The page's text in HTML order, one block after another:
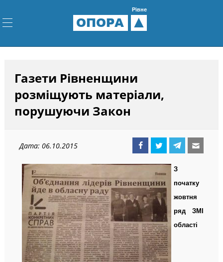
ОПОРА
Рівне
Газети Рівненщини
розміщують матеріали,
порушуючи Закон
Дата: 06.10.2015
З
початку
жовтня
ряд ЗМІ
області